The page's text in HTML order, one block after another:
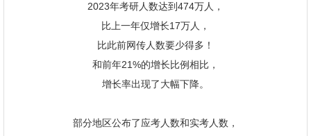
2023年考研人数达到474万人，
比上一年仅增长17万人，
比此前网传人数要少得多！
和前年21%的增长比例相比，
增长率出现了大幅下降。
部分地区公布了应考人数和实考人数，